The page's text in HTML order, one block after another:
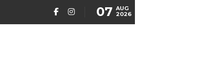
07 AUG
2026